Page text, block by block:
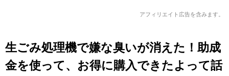
アフィリエイト広告を含みます。
生ごみ処理機で嫌な臭いが消えた！助成
金を使って、お得に購入できたよって話